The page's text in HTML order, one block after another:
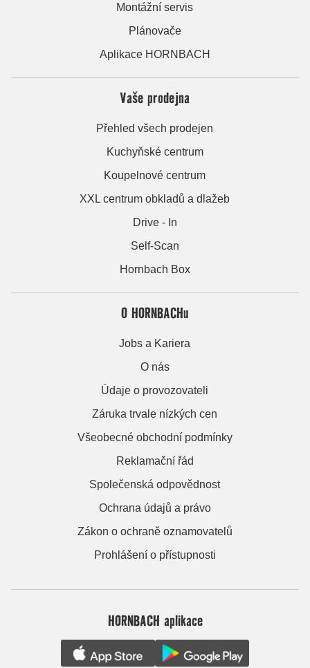
Montážní servis
Plánovače
Aplikace HORNBACH
Vaše prodejna
Přehled všech prodejen
Kuchyňské centrum
Koupelnové centrum
XXL centrum obkladů a dlažeb
Drive - In
Self-Scan
Hornbach Box
O HORNBACHu
Jobs a Kariera
O nás
Údaje o provozovateli
Záruka trvale nízkých cen
Všeobecné obchodní podmínky
Reklamační řád
Společenská odpovědnost
Ochrana údajů a právo
Zákon o ochraně oznamovatelů
Prohlášení o přístupnosti
HORNBACH aplikace